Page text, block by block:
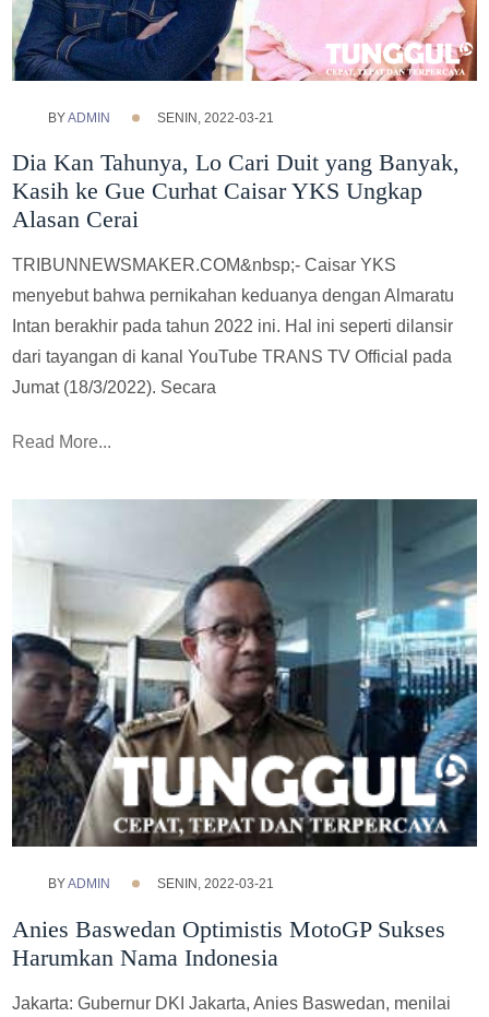
BYADMIN SENIN, 2022-03-21
Dia Kan Tahunya, Lo Cari Duit yang Banyak,
Kasih ke Gue Curhat Caisar YKS Ungkap
Alasan Cerai
TRIBUNNEWSMAKER.COM&nbsp;- Caisar YKS
menyebut bahwa pernikahan keduanya dengan Almaratu
Intan berakhir pada tahun 2022 ini. Hal ini seperti dilansir
dari tayangan di kanal YouTube TRANS TV Official pada
Jumat (18/3/2022). Secara
Read More...
BYADMIN SENIN, 2022-03-21
Anies Baswedan Optimistis MotoGP Sukses
Harumkan Nama Indonesia
Jakarta: Gubernur DKI Jakarta, Anies Baswedan, menilai